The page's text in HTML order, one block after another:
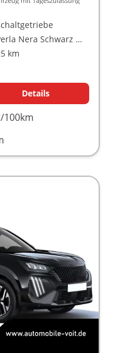
Perla Nera Schwarz Metallic
km
Details
100km